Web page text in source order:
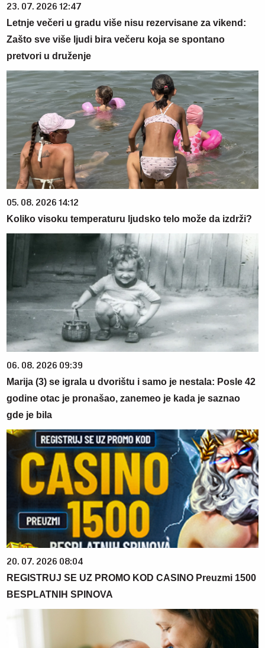
23. 07. 2026 12:47
Letnje večeri u gradu više nisu rezervisane za vikend:
Zašto sve više ljudi bira večeru koja se spontano
pretvori u druženje
05. 08. 2026 14:12
Koliko visoku temperaturu ljudsko telo može da izdrži?
06. 08. 2026 09:39
Marija (3) se igrala u dvorištu i samo je nestala: Posle 42
godine otac je pronašao, zanemeo je kada je saznao
gde je bila
20. 07. 2026 08:04
REGISTRUJ SE UZ PROMO KOD CASINO Preuzmi 1500
BESPLATNIH SPINOVA